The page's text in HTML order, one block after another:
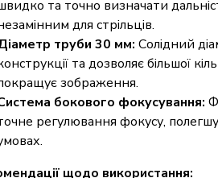
та точно визначати
для стрільців.
труби 30 мм: Солідний
та дозволяє більшої
зображення.
бокового фокусування:
регулювання фокусу,
щодо використання: